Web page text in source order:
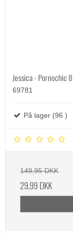
Jessica - Pornochic 8
69781
På lager (96 )
149,95 DKK
29,99 DKK